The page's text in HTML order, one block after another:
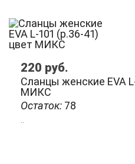
Остаток: 78
Сланцы женские EVA
МИКС
220 руб.